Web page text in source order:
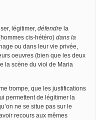
légitimer, défendre la
cis-hétéro) dans la
ou dans leur vie privée,
oeuvres (bien que les deux
la scène du viol de Maria
trompe, que les justifications
permettent de légitimer la
ne se situe pas sur le
recours aux mêmes